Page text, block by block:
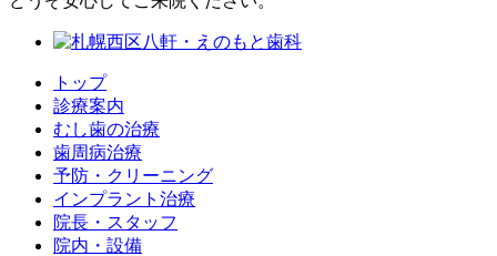
トップ
診療案内
むし歯の治療
歯周病治療
予防・クリーニング
インプラント治療
院長・スタッフ
院内・設備